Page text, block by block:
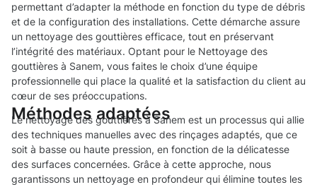
permettant d’adapter la méthode en fonction du type de débris
et de la configuration des installations. Cette démarche assure
un nettoyage des gouttières efficace, tout en préservant
l’intégrité des matériaux. Optant pour le Nettoyage des
gouttières à Sanem, vous faites le choix d’une équipe
professionnelle qui place la qualité et la satisfaction du client au
cœur de ses préoccupations.
Méthodes adaptées
Le nettoyage des gouttières à Sanem est un processus qui allie
des techniques manuelles avec des rinçages adaptés, que ce
soit à basse ou haute pression, en fonction de la délicatesse
des surfaces concernées. Grâce à cette approche, nous
garantissons un nettoyage en profondeur qui élimine toutes les